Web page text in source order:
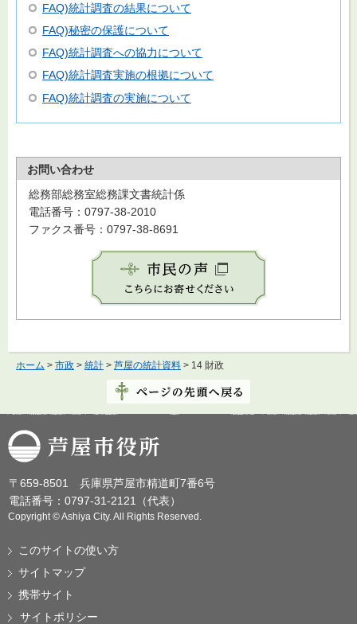
FAQ)統計調査の結果について
FAQ)秘密の保護について
FAQ)統計調査への協力について
FAQ)統計調査実施の根拠について
FAQ)統計調査の実施について
お問い合わせ
総務部総務室総務課文書統計係
電話番号：0797-38-2010
ファクス番号：0797-38-8691
ホーム > 市政 > 統計 > 芦屋の統計資料 > 14 財政
芦屋市役所
〒659-8501 兵庫県芦屋市精道町7番6号
電話番号：0797-31-2121（代表）
Copyright © Ashiya City. All Rights Reserved.
このサイトの使い方
サイトマップ
携帯サイト
サイトポリシー